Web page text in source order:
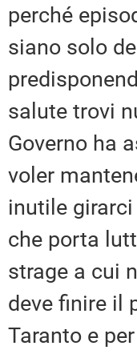
perché
siano solo
salute trovi
Governo ha
voler
inutile
che porta
strage a cui
deve finire il
Taranto e